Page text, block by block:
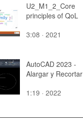
U2_M1_2_Core
principles of QoL
3:08 · 2021
AutoCAD 2023 -
Alargar y Recortar
1:19 · 2022